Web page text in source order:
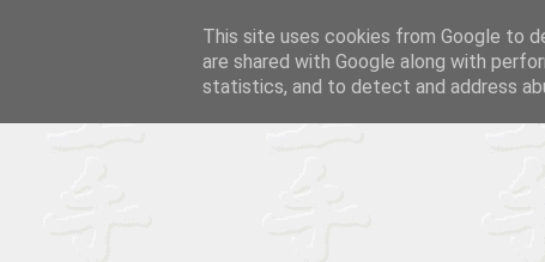
This site uses cookies from Google to
are shared with Google along with
statistics, and to detect and address